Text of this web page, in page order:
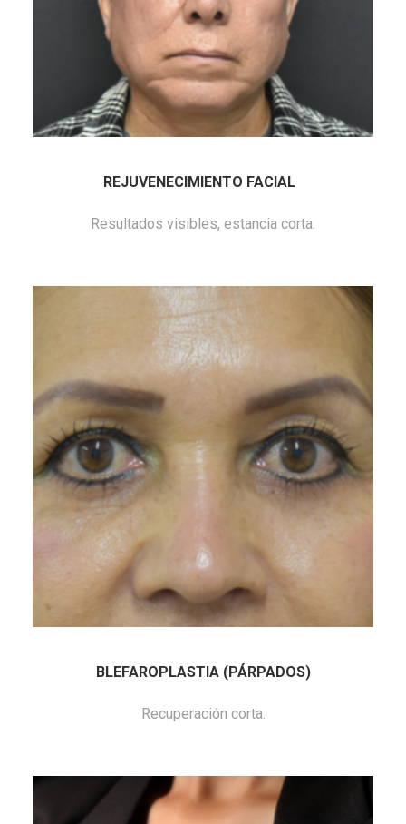
REJUVENECIMIENTO FACIAL
Resultados visibles, estancia corta.
BLEFAROPLASTIA (PÁRPADOS)
Recuperación corta.